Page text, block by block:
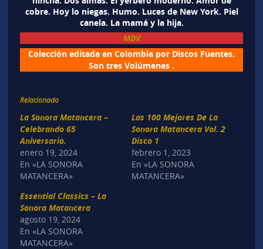
cobre. Hoy lo niegas. Humo. Luces de New York. Piel
canela. La mamá y la hija.
MDV
Colección editada en Colombia por Discos Fuentes.
Son tres Volúmenes .
Relacionado
La Sonora Matancera –
Celebrando 65
Aniversario.
enero 19, 2024
En «LA SONORA
MATANCERA»
Las 100 Mejores De La
Sonora Matancera Vol. 2
Disco 1
febrero 1, 2023
En «LA SONORA
MATANCERA»
Essential Classics – La
Sonora Matancera
agosto 19, 2024
En «LA SONORA
MATANCERA»